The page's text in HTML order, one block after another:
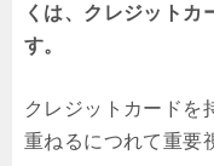
くは、クレジットカ
す。
クレジットカードを
重ねるにつれて重要